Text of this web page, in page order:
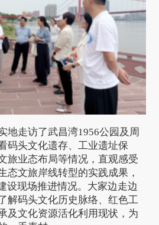
地走访了武昌湾1956公园及周
码头文化遗存、工业遗址保
旅业态布局等情况，直观感受
态文旅岸线转型的实践成果，
设现场推进情况。大家边走边
解码头文化历史脉络、红色工
及文化资源活化利用现状，为